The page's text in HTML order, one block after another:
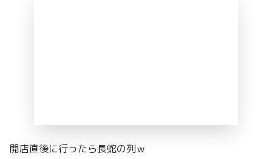
開店直後に行ったら長蛇の列ｗ